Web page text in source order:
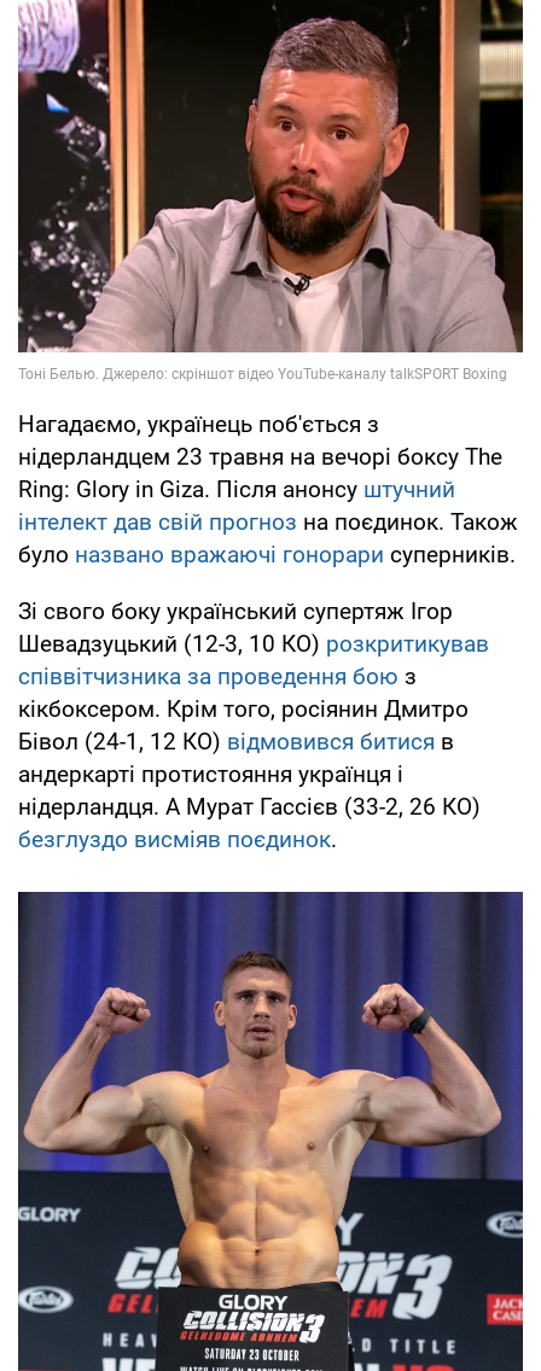
Нагадаємо, українець поб'ється з
нідерландцем 23 травня на вечорі боксу The
Ring: Glory in Giza. Після анонсу штучний
інтелект дав свій прогноз на поєдинок. Також
було названо вражаючі гонорари суперників.
Зі свого боку український супертяж Ігор
Шевадзуцький (12-3, 10 КО) розкритикував
співвітчизника за проведення бою з
кікбоксером. Крім того, росіянин Дмитро
Бівол (24-1, 12 КО) відмовився битися в
андеркарті протистояння українця і
нідерландця. А Мурат Гассієв (33-2, 26 КО)
безглуздо висміяв поєдинок.